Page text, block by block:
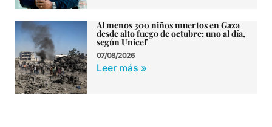
Al menos 300 niños muertos en Gaza
desde alto fuego de octubre: uno al día,
según Unicef
07/08/2026
Leer más »